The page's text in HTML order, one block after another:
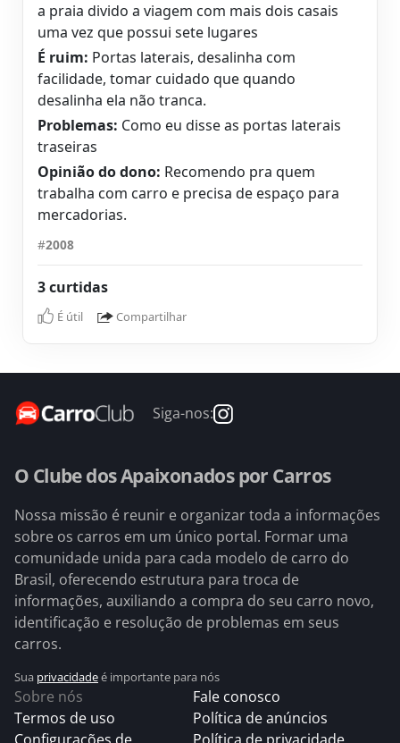
a praia divido a viagem com mais dois casais
uma vez que possui sete lugares
É ruim: Portas laterais, desalinha com
facilidade, tomar cuidado que quando
desalinha ela não tranca.
Problemas: Como eu disse as portas laterais
traseiras
Opinião do dono: Recomendo pra quem
trabalha com carro e precisa de espaço para
mercadorias.
#2008
3 curtidas
É útil Compartilhar
Siga-nos:
O Clube dos Apaixonados por Carros
Nossa missão é reunir e organizar toda a informações
sobre os carros em um único portal. Formar uma
comunidade unida para cada modelo de carro do
Brasil, oferecendo estrutura para troca de
informações, auxiliando a compra do seu carro novo,
identificação e resolução de problemas em seus
carros.
Sua privacidadeé importante para nós
Sobre nós
Termos de uso
Configurações de
Fale conosco
Política de anúncios
Política de privacidade